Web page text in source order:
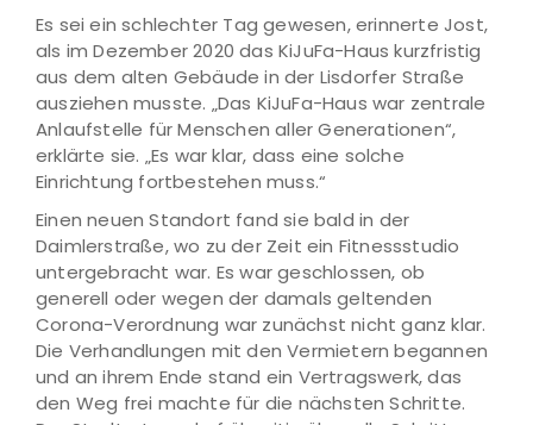
Es sei ein schlechter Tag gewesen, erinnerte Jost,
als im Dezember 2020 das KiJuFa-Haus kurzfristig
aus dem alten Gebäude in der Lisdorfer Straße
ausziehen musste. „Das KiJuFa-Haus war zentrale
Anlaufstelle für Menschen aller Generationen“,
erklärte sie. „Es war klar, dass eine solche
Einrichtung fortbestehen muss.“
Einen neuen Standort fand sie bald in der
Daimlerstraße, wo zu der Zeit ein Fitnessstudio
untergebracht war. Es war geschlossen, ob
generell oder wegen der damals geltenden
Corona-Verordnung war zunächst nicht ganz klar.
Die Verhandlungen mit den Vermietern begannen
und an ihrem Ende stand ein Vertragswerk, das
den Weg frei machte für die nächsten Schritte.